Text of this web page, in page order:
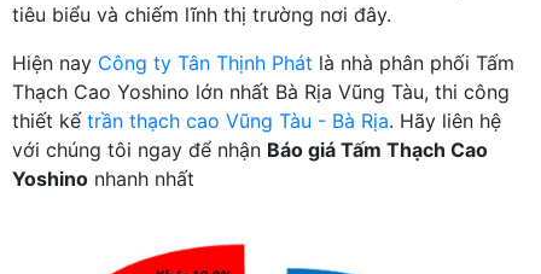
tiêu biểu và chiếm lĩnh thị trường nơi đây.
Hiện nay Công ty Tân Thịnh Phát là nhà phân phối Tấm
Thạch Cao Yoshino lớn nhất Bà Rịa Vũng Tàu, thi công
thiết kế trần thạch cao Vũng Tàu - Bà Rịa. Hãy liên hệ
với chúng tôi ngay để nhận Báo giá Tấm Thạch Cao
Yoshino nhanh nhất